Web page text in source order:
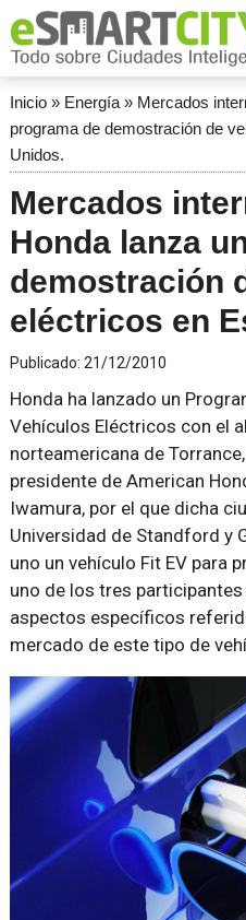
Inicio» Energía» Mercados
programa de demostración de
Unidos.
Mercados
Honda lanza
demostración
eléctricos en
Publicado: 21/12/2010
Honda ha lanzado un
Vehículos Eléctricos con el
norteamericana de
presidente de American
Iwamura, por el que dicha
Universidad de Standford y
uno un vehículo Fit EV para
uno de los tres
aspectos específicos
mercado de este tipo de